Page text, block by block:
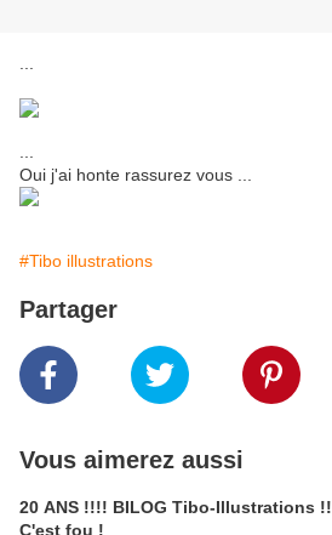
Oui j'ai honte rassurez vous ...
#Tibo illustrations
Partager
Vous aimerez aussi
20 ANS !!!! BILOG Tibo-Illustrations !!
C'est fou !